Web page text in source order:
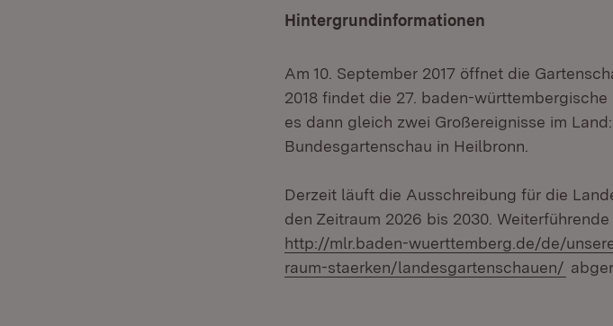
Hintergrundinformationen
Am 10. September 2017 öffnet die
2018 findet die 27. baden-
es dann gleich zwei Großereignisse im
Bundesgartenschau in Heilbronn.
Derzeit läuft die Ausschreibung für die
den Zeitraum 2026 bis 2030.
http://mlr.baden-wuerttemberg.de/de/
raum-staerken/landesgartenschauen/